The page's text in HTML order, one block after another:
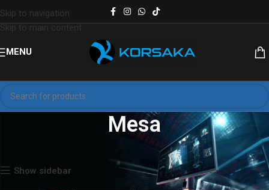
Skip to navigation
Skip to main content
MENU
Mesa
Mostrando los 2 resultados
Show sidebar